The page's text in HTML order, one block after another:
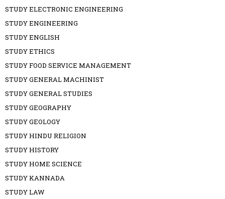
STUDY ELECTRONIC ENGINEERING
STUDY ENGINEERING
STUDY ENGLISH
STUDY ETHICS
STUDY FOOD SERVICE MANAGEMENT
STUDY GENERAL MACHINIST
STUDY GENERAL STUDIES
STUDY GEOGRAPHY
STUDY GEOLOGY
STUDY HINDU RELIGION
STUDY HISTORY
STUDY HOME SCIENCE
STUDY KANNADA
STUDY LAW